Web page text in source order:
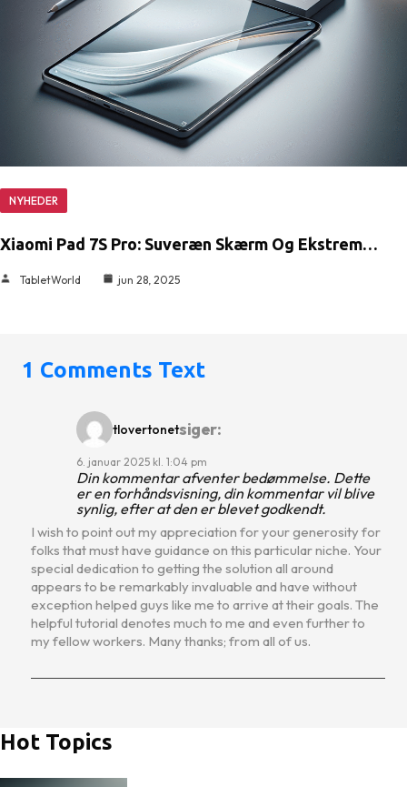
NYHEDER
Xiaomi Pad 7S Pro: Suveræn Skærm Og Ekstrem…
TabletWorld jun 28, 2025
1 Comments Text
tlovertonetsiger:
6. januar 2025 kl. 1:04 pm
Din kommentar afventer bedømmelse. Dette
er en forhåndsvisning, din kommentar vil blive
synlig, efter at den er blevet godkendt.
I wish to point out my appreciation for your generosity for
folks that must have guidance on this particular niche. Your
special dedication to getting the solution all around
appears to be remarkably invaluable and have without
exception helped guys like me to arrive at their goals. The
helpful tutorial denotes much to me and even further to
my fellow workers. Many thanks; from all of us.
Hot Topics